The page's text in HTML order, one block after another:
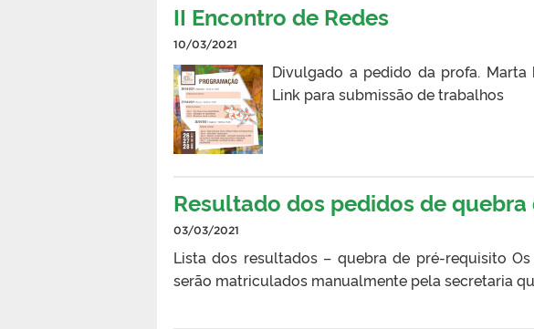
II Encontro de Redes
10/03/2021
Divulgado a pedido da profa.
Link para submissão de trabalhos
Resultado dos pedidos de
03/03/2021
Lista dos resultados – quebra de pré-requisito
serão matriculados manualmente pela secretaria